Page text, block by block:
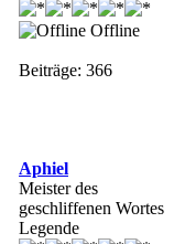
Offline
Beiträge: 366
Aphiel
Meister des
geschliffenen Wortes
Legende